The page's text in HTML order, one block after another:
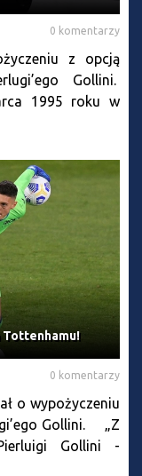
0 komentarzy
z opcją
Gollini.
1995 roku w
0 komentarzy
o wypożyczeniu
Gollini. „Z
Gollini -